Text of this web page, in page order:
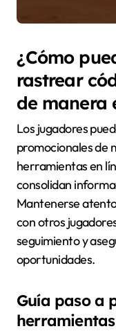
¿Cómo
rastrear
de manera
Los jugadores
promocionales de
herramientas en
consolidan
Mantenerse
con otros
seguimiento y
oportunidades.
Guía paso a